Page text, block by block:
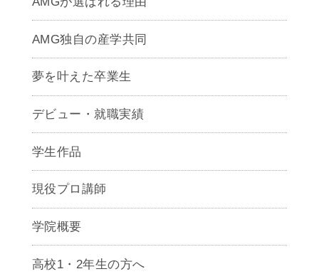
AMG独自の産学共同
夢を叶えた卒業生
デビュー・就職実績
学生作品
現役プロ講師
学院概要
高校1・2年生の方へ